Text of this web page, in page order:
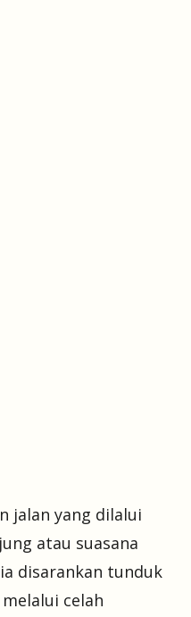
jalan yang dilalui
atau suasana
disarankan tunduk
celah